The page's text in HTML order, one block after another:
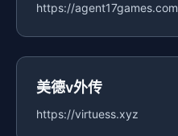
https://agent17games.com
美德v外传
https://virtuess.xyz